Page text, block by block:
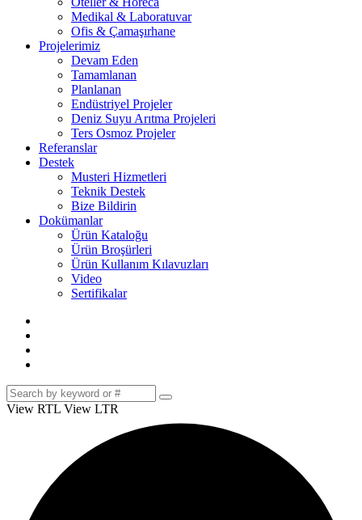
Medikal & Laboratuvar
Ofis & Çamaşırhane
Projelerimiz
Devam Eden
Tamamlanan
Planlanan
Endüstriyel Projeler
Deniz Suyu Arıtma Projeleri
Ters Osmoz Projeler
Referanslar
Destek
Musteri Hizmetleri
Teknik Destek
Bize Bildirin
Dokümanlar
Ürün Kataloğu
Ürün Broşürleri
Ürün Kullanım Kılavuzları
Video
Sertifikalar
View RTL View LTR